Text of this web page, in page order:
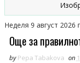
Неделя 9 август 2026
Още за
by Pepa Tabakova on